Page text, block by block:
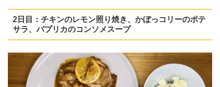
2日目：チキンのレモン照り焼き、かぼっコリーのポテ
サラ、パプリカのコンソメスープ